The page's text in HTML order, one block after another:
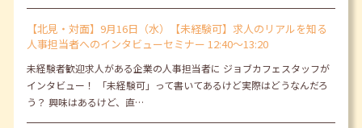
【北見・対面】9月16日（水）【未経験可】求人のリアルを知る
人事担当者へのインタビューセミナー 12:40～13:20
未経験者歓迎求人がある企業の人事担当者に ジョブカフェスタッフが
インタビュー！ 「未経験可」って書いてあるけど実際はどうなんだろ
う？ 興味はあるけど、直…